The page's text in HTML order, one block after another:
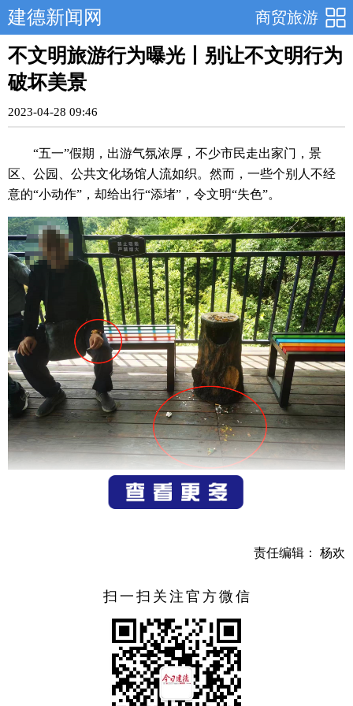
商贸旅游
建德新闻网
不文明旅游行为曝光丨别让不文明行为
破坏美景
2023-04-28 09:46
“五一”假期，出游气氛浓厚，不少市民走出家门，景
区、公园、公共文化场馆人流如织。然而，一些个别人不经
意的“小动作”，却给出行“添堵”，令文明“失色”。
在山林旅游景区中，随处可见“禁止吸烟”、“切勿乱扔垃
圾”提示牌，然而依然有部分游客无视提醒，在禁烟处吸烟或
责任编辑： 杨欢
扫一扫关注官方微信